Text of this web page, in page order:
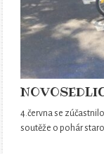
4.června se
soutěže o pohár